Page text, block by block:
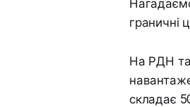
граничні
На РДН та
складає